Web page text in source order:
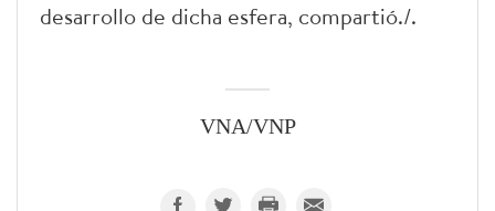
desarrollo de dicha esfera, compartió./.
VNA/VNP